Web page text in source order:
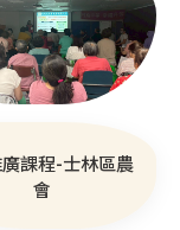
課程-士林區農
會